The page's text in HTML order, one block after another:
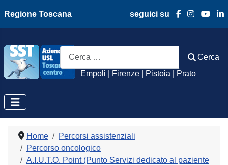
Regione Toscana seguici su
Azienda Usl
Empoli | Firenze | Pistoia | Prato
Cerca
Cerca
Home
Percorsi assistenziali
Percorso oncologico
A.I.U.T.O. Point (Punto Servizi dedicato al paziente